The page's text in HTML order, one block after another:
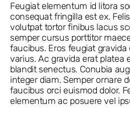
Feugiat elementum id litora
consequat fringilla est ex.
volutpat tortor finibus lacus
semper cursus porttitor
faucibus. Eros feugiat
varius. Ac gravida erat platea
blandit senectus. Conubia
integer diam. Semper ornare
faucibus orci euismod dolor.
elementum ac posuere vel